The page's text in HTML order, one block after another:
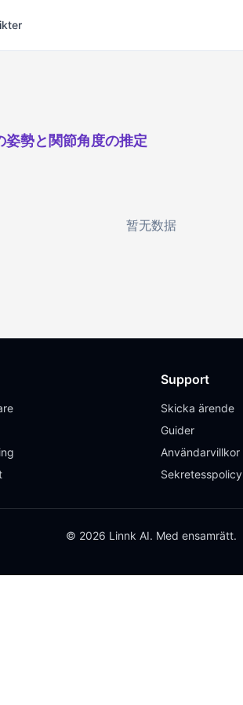
姿勢と関節角度の推定
暂无数据
Support
Skicka ärende
Guider
Användarvillkor
Sekretesspolicy
© 2026 Linnk AI. Med ensamrätt.